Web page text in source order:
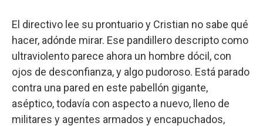
El directivo lee su prontuario y Cristian no sabe qué
hacer, adónde mirar. Ese pandillero descripto como
ultraviolento parece ahora un hombre dócil, con
ojos de desconfianza, y algo pudoroso. Está parado
contra una pared en este pabellón gigante,
aséptico, todavía con aspecto a nuevo, lleno de
militares y agentes armados y encapuchados,